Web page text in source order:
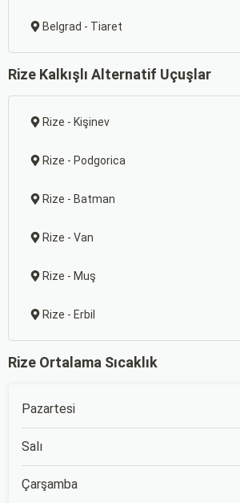
Belgrad - Tiaret
Rize Kalkışlı Alternatif Uçuşlar
Rize - Kişinev
Rize - Podgorica
Rize - Batman
Rize - Van
Rize - Muş
Rize - Erbil
Rize Ortalama Sıcaklık
Pazartesi
Salı
Çarşamba